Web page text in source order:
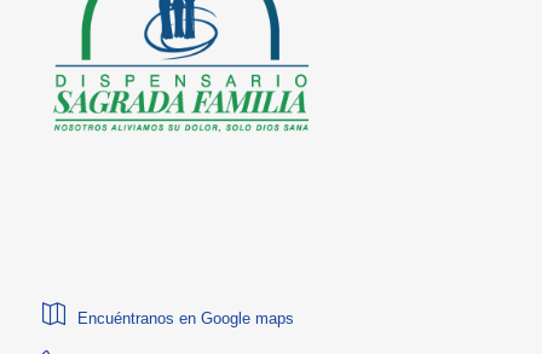
Encuéntranos en Google maps